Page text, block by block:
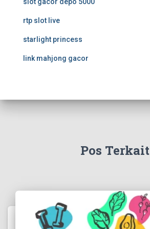
rtp slot live
starlight princess
link mahjong gacor
Pos Terkait